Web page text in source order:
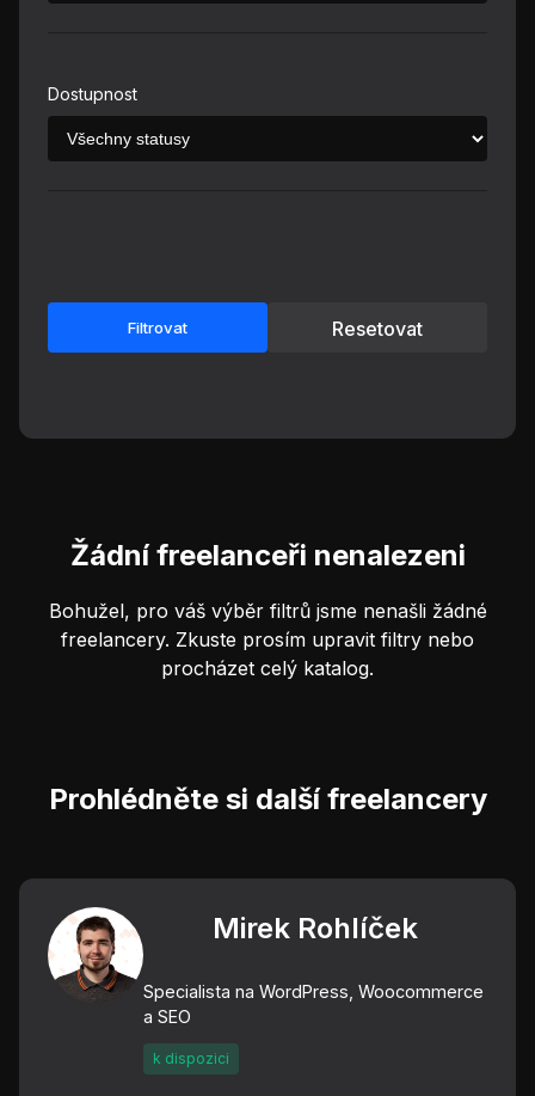
Dostupnost
Filtrovat Resetovat
Žádní freelanceři nenalezeni
Bohužel, pro váš výběr filtrů jsme nenašli žádné
freelancery. Zkuste prosím upravit filtry nebo
procházet celý katalog.
Prohlédněte si další freelancery
Mirek Rohlíček
Specialista na WordPress, Woocommerce
a SEO
k dispozici